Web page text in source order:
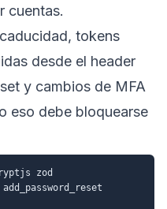
cuentas.
tokens
desde el header
y cambios de MFA
eso debe bloquearse
zod